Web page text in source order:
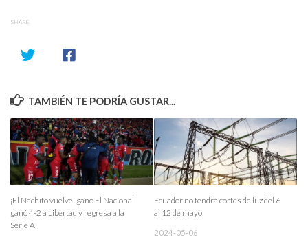
SHARE
TAMBIÉN TE PODRÍA GUSTAR...
¡El Nachito vuelve! ganó El Nacional
ganó 4-2 a Libertad y regresa a la
Serie A
Ecuador no tendrá cortes de luz del 6
al 12 de mayo
2024-05-06